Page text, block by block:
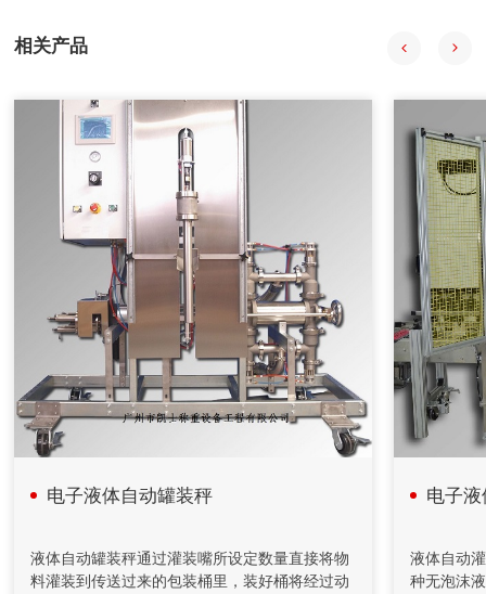
会获得数据并通过组态王特其同步显示。
2020年08月18日
自动配料系统采用中药工艺控制技术、计算机技术、信息技
术、现代检测技术、APC技术和专家系统，提供自动化整体解
决方案。
2020年08月18日
计算机在减重法施胶配料系统中的应用
在人造板减重法施胶计量监控过程中，采用计算机技术和PID
控制方法，完成系统的组态、设计、控制、管理等功能。配料
系统把单位时间内物料的前后重量差值转变为瞬时流量信号，
以该信号参与流量调节控制并进行物料累计积算管理。具有测
量精度高，重复性好，控制稳定等特点。在对施胶系统改造中
2020年04月26日
充填机通过螺旋给料机和计量装置送至搅拌桶，通过调节给料
相关产品
电子液体自动罐装秤
液体自动罐装秤通过灌装嘴所设定数量直接将物
料灌装到传送过来的包装桶里，装好桶将经过动
电子
液体自动
种无泡沫